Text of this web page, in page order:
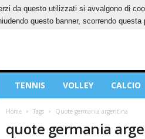
6 AGOSTO 2026 CONTATTI
TENNIS VOLLEY CALCIO
Home Tags Quote germania argentina
quote germania
da questo utilizzati si avvalgono di
questo banner, scorrendo